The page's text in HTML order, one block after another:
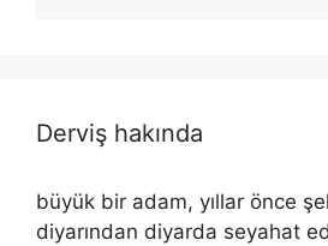
Derviş hakında
büyük bir adam, yıllar önce
diyarından diyarda seyahat